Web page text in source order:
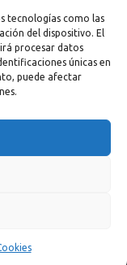
tecnologías como las
del dispositivo. El
procesar datos
únicas en
puede afectar